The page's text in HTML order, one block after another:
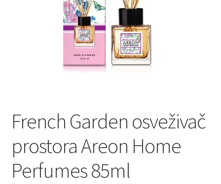
Cveće
Delivery
Destilati
French Garden osveživač
prostora Areon Home
Perfumes 85ml